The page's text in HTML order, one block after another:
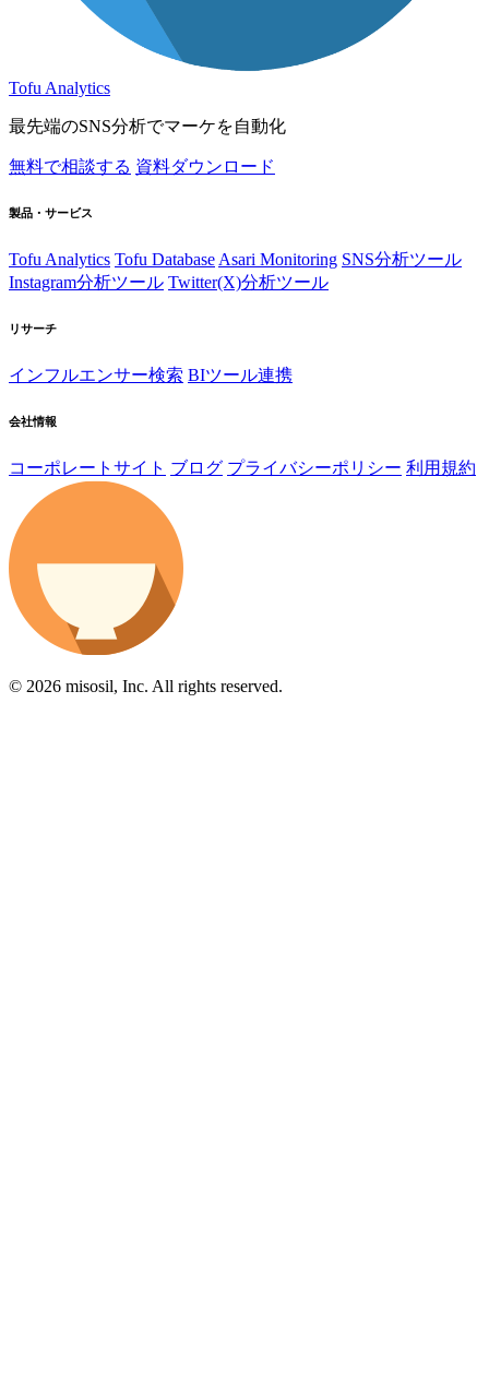
Tofu Analytics
最先端のSNS分析でマーケを自動化
無料で相談する 資料ダウンロード
製品・サービス
Tofu Analytics Tofu Database Asari Monitoring SNS分析ツール
Instagram分析ツール Twitter(X)分析ツール
リサーチ
インフルエンサー検索 BIツール連携
会社情報
コーポレートサイト ブログ プライバシーポリシー 利用規約
© 2026 misosil, Inc. All rights reserved.